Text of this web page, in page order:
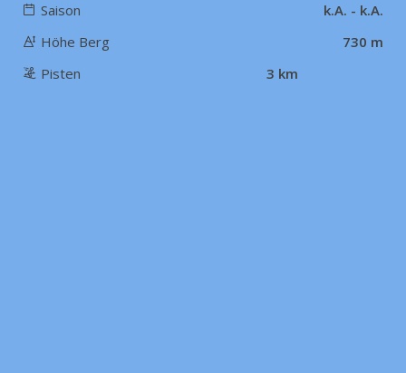
Saison
k.A. - k.A.
Höhe Berg
730 m
Pisten
3 km